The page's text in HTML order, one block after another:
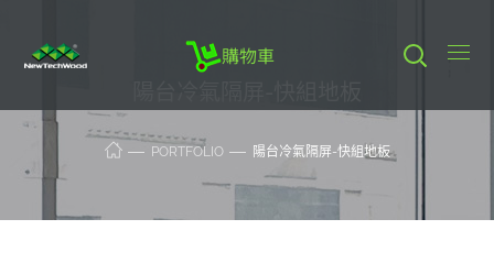
購物車
PORTFOLIO 陽台冷氣隔屏-快組地板